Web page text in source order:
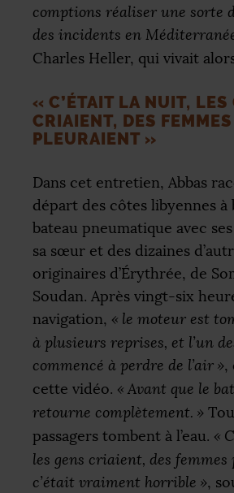
comptions réaliser une sorte
des incidents en
Charles Heller, qui vivait
« C’ÉTAIT LA NUIT, LES
CRIAIENT, DES FEMMES
PLEURAIENT »
Dans cet entretien, Abbas
départ des côtes libyennes à
bateau pneumatique avec
sa sœur et des dizaines
originaires d’Érythrée, de
Soudan. Après vingt-six
navigation, « le moteur est
à plusieurs reprises, et l’un
commencé à perdre de l’air »,
cette vidéo. « Avant que le
retourne complètement. »
passagers tombent à l’eau. «
les gens criaient, des
c’était vraiment horrible »,